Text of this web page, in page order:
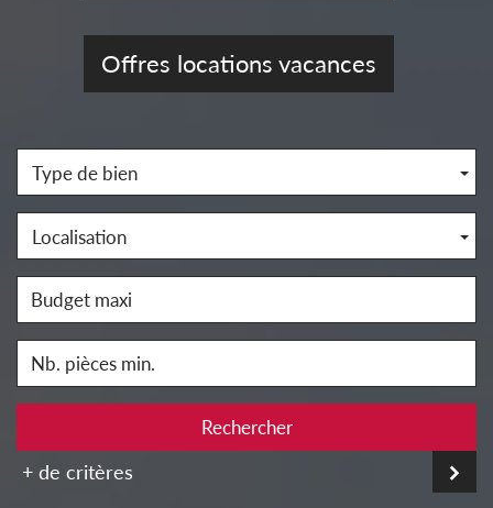
Offres locations vacances
Type de bien
Localisation
Rechercher
+ de critères